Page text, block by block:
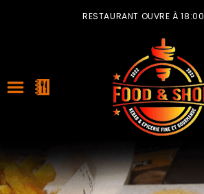
RESTAURANT OUVRE À 18:00